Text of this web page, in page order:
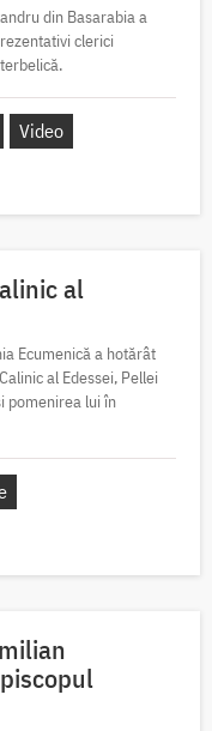
din Basarabia a
clerici
Video
al
Ecumenică a hotărât
al Edessei, Pellei
pomenirea lui în